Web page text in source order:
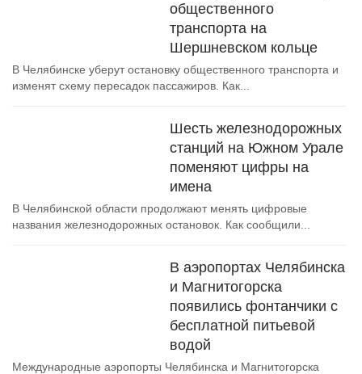
общественного
транспорта на
Шершневском кольце
В Челябинске уберут остановку общественного транспорта и
изменят схему пересадок пассажиров. Как...
Шесть железнодорожных
станций на Южном Урале
поменяют цифры на
имена
В Челябинской области продолжают менять цифровые
названия железнодорожных остановок. Как сообщили...
В аэропортах Челябинска
и Магнитогорска
появились фонтанчики с
бесплатной питьевой
водой
Международные аэропорты Челябинска и Магнитогорска